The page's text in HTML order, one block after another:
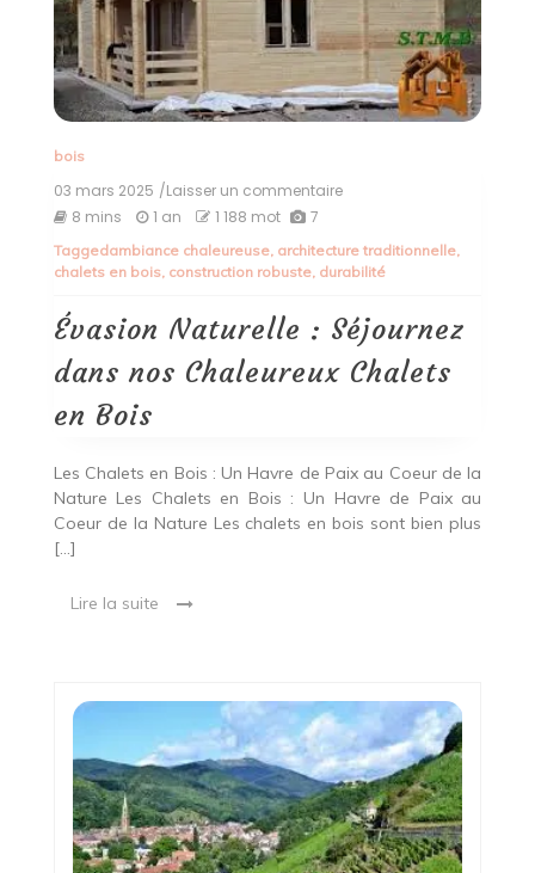
bois
03 mars 2025 /Laisser un commentaireon
:
Séjournez
nos
Chaleureux
Chalets
en
8 mins 1 an 1 188 mot 7
Taggedambiance chaleureuse, architecture traditionnelle,
chalets en bois, construction robuste, durabilité
Évasion Naturelle : Séjournez
dans nos Chaleureux Chalets
en Bois
Les Chalets en Bois : Un Havre de Paix au Coeur de la
Nature Les Chalets en Bois : Un Havre de Paix au
Coeur de la Nature Les chalets en bois sont bien plus
[…]
Lire la suite